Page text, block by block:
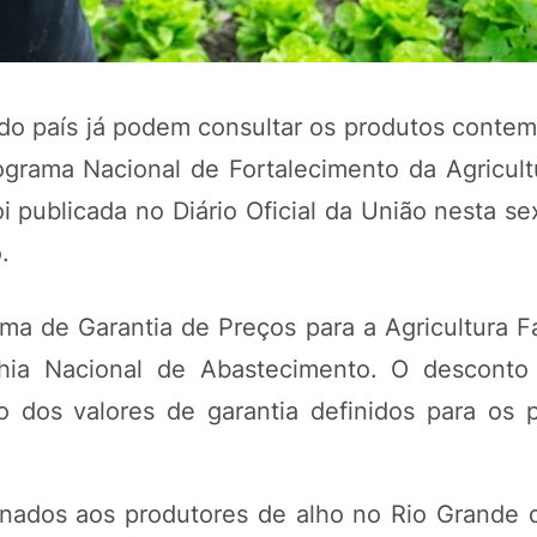
país já podem consultar os produtos
Nacional de Fortalecimento da
no Diário Oficial da União nesta
de Garantia de Preços para a Agricultura
Nacional de Abastecimento. O
dos valores de garantia definidos para os
aos produtores de alho no Rio Grande